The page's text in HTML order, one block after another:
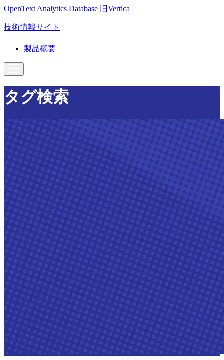
OpenText Analytics Database 旧Vertica
技術情報サイト
製品概要
タグ検索